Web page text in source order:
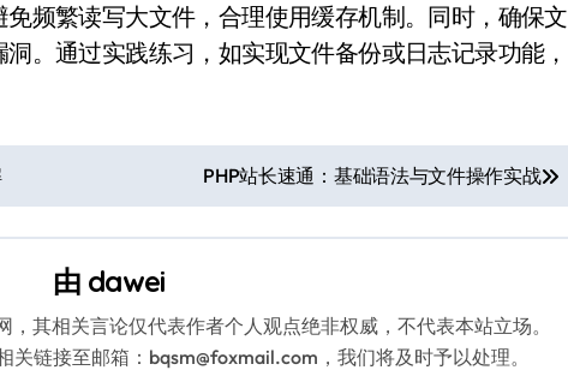
频繁读写大文件，合理使用缓存机制。同时，确保文
。通过实践练习，如实现文件备份或日志记录功能，
PHP站长速通：基础语法与文件操作实战
由 dawei
，其相关言论仅代表作者个人观点绝非权威，不代表本站立场。
链接至邮箱：bqsm@foxmail.com，我们将及时予以处理。